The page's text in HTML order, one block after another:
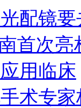
配镜
首次
用临床
术专